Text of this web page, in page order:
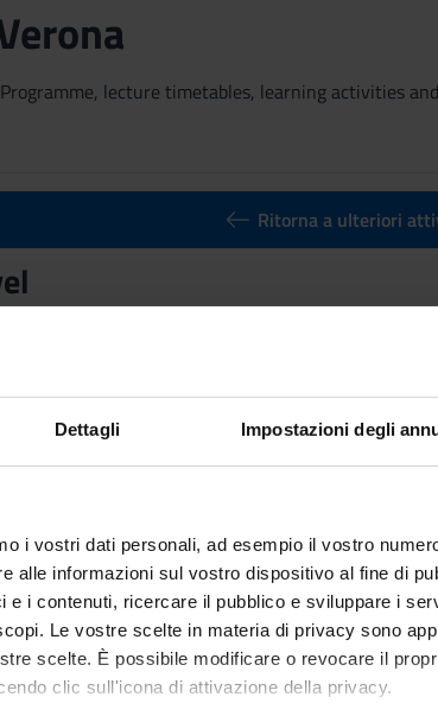
Dettagli Impostazioni degli
i vostri dati personali, ad esempio il vostro
alle informazioni sul vostro dispositivo al fine di
e i contenuti, ricercare il pubblico e sviluppare i
Le vostre scelte in materia di privacy sono
scelte. È possibile modificare o revocare il
clic sull'icona di attivazione della privacy.
lecture timetables, learning activities
Ritorna a ulteriori
C1 level(2025/2026) - Master's degree in